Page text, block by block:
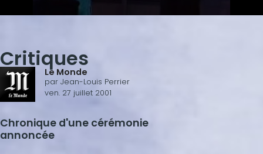
o
n
f
m
i
n
Critiques
Le Monde
par Jean-Louis Perrier
ven. 27 juillet 2001
Chronique d'une cérémonie
annoncée